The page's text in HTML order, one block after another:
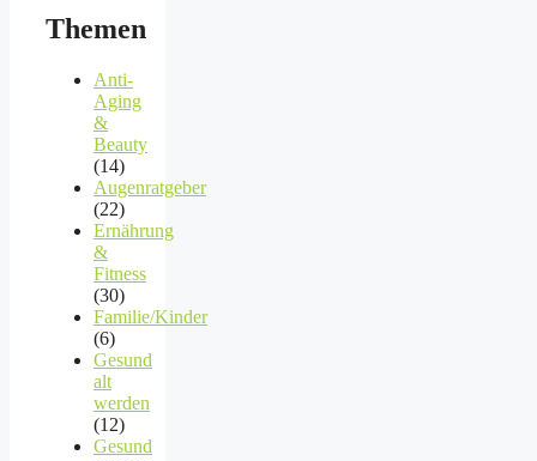
Themen
Anti-
Aging
&
Beauty
(14)
Augenratgeber
(22)
Ernährung
&
Fitness
(30)
Familie/Kinder
(6)
Gesund
alt
werden
(12)
Gesund